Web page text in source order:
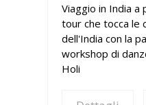
Viaggio in India a
tour che tocca le
dell'India con la
workshop di
Holi